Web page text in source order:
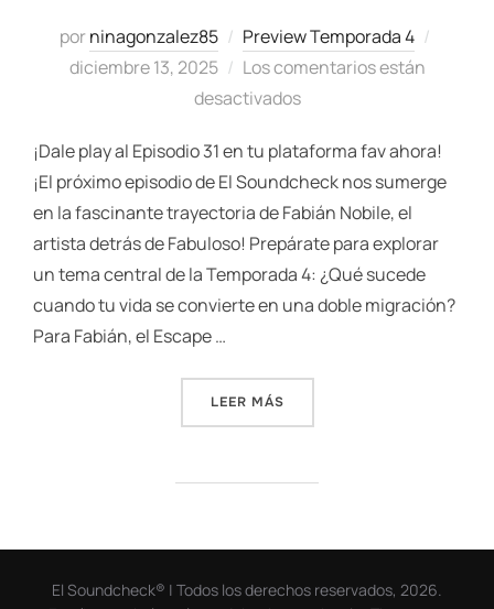
porninagonzalez85 Preview Temporada 4
diciembre 13, 2025
Los comentarios están
desactivados
¡Dale play al Episodio 31 en tu plataforma fav ahora!
¡El próximo episodio de El Soundcheck nos sumerge
en la fascinante trayectoria de Fabián Nobile, el
artista detrás de Fabuloso! Prepárate para explorar
un tema central de la Temporada 4: ¿Qué sucede
cuando tu vida se convierte en una doble migración?
Para Fabián, el Escape …
LEER MÁS«FABIÁN NOBILE
El Soundcheck® | Todos los derechos reservados, 2026.